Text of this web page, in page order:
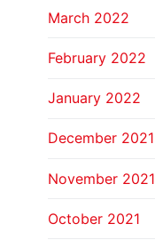
March 2022
February 2022
January 2022
December 2021
November 2021
October 2021